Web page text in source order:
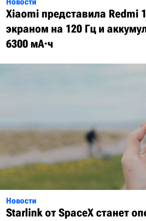
Xiaomi представила Redmi
экраном на 120 Гц и
6300 мА·ч
Новости
Starlink от SpaceX станет